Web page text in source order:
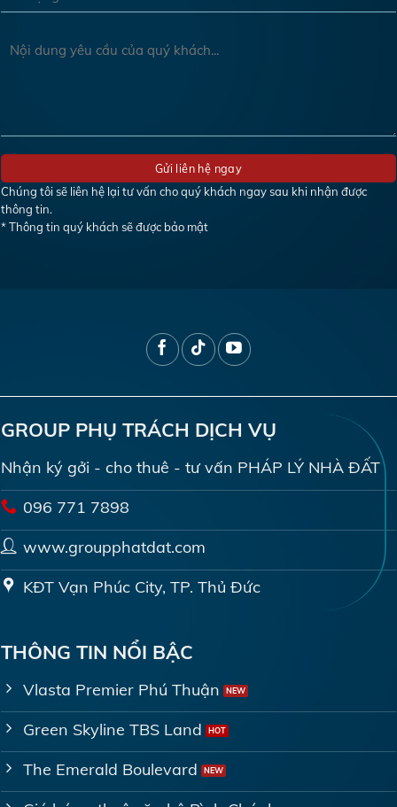
Chúng tôi sẽ liên hệ lại tư vấn cho quý khách ngay sau khi nhận được
thông tin.
* Thông tin quý khách sẽ được bảo mật
GROUP PHỤ TRÁCH DỊCH VỤ
Nhận ký gởi - cho thuê - tư vấn PHÁP LÝ NHÀ ĐẤT
096 771 7898
www.groupphatdat.com
KĐT Vạn Phúc City, TP. Thủ Đức
THÔNG TIN NỔI BẬC
Vlasta Premier Phú Thuận
Green Skyline TBS Land
The Emerald Boulevard